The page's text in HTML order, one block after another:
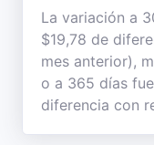
La variación a
$19,78 de
mes anterior),
o a 365 días
diferencia con